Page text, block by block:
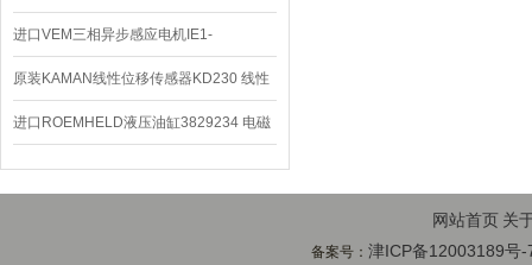
00.14575.20气象仪
进口VEM三相异步感应电机IE1-
K21R80G4马达
原装KAMAN线性位移传感器KD230 线性
编码器
进口ROEMHELD液压油缸3829234 电磁
阀定位器
网站首页 关
备案号：津ICP备12003189号-